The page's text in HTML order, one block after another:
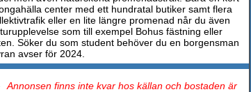
center med ett hundratal butiker samt flera
eller en lite längre promenad når du även
som till exempel Bohus fästning eller
Söker du som student behöver du en borgensman
avser för 2024.
Annonsen finns inte kvar hos källan och bostaden är